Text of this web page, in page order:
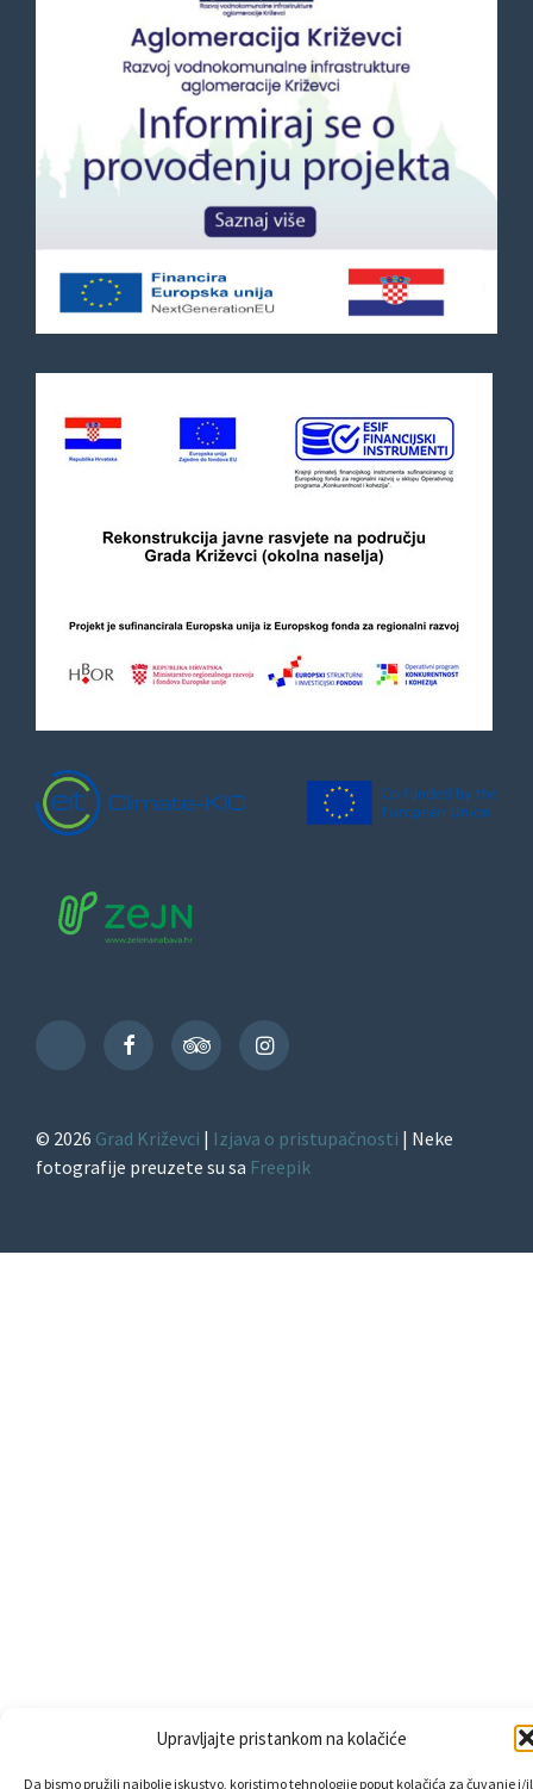
Upravljajte pristankom na kolačiće
Da bismo pružili najbolje iskustvo, koristimo tehnologije poput kolačića za čuvanje i/
TikTok
FacebookTripAdvisorInstagram
© 2026 Grad Križevci | Izjava o pristupačnosti | Neke
fotografije preuzete su sa Freepik